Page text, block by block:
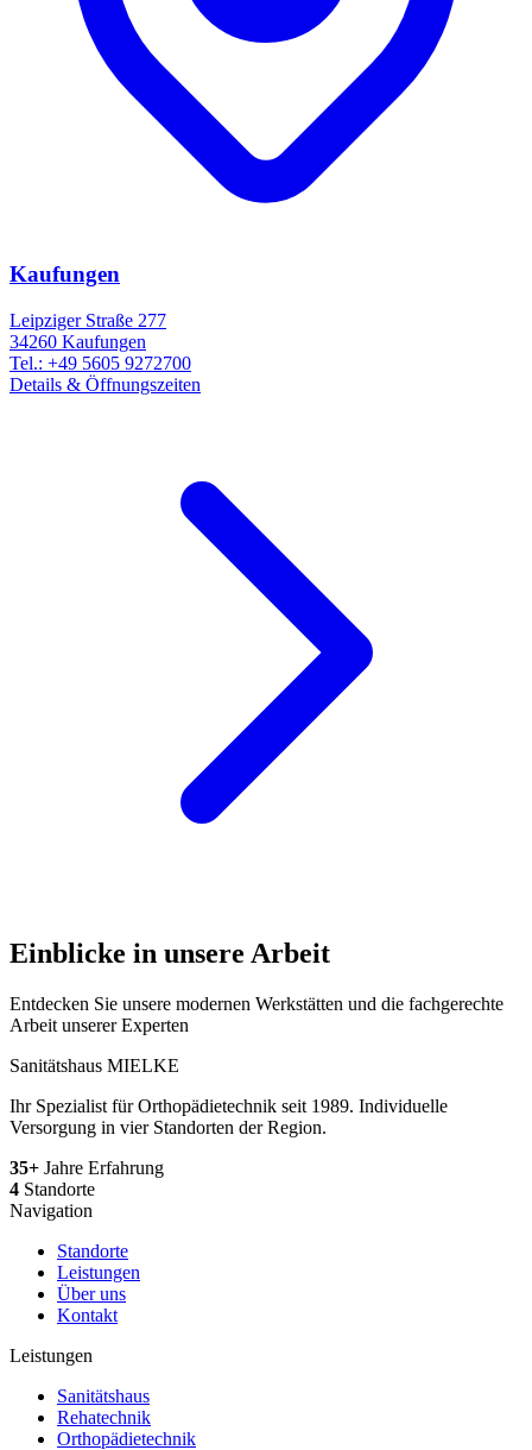
Kaufungen
Leipziger Straße 277
34260 Kaufungen
Tel.: +49 5605 9272700
Details & Öffnungszeiten
Einblicke in unsere Arbeit
Entdecken Sie unsere modernen Werkstätten und die fachgerechte
Arbeit unserer Experten
Sanitätshaus MIELKE
Ihr Spezialist für Orthopädietechnik seit 1989. Individuelle
Versorgung in vier Standorten der Region.
35+ Jahre Erfahrung
4 Standorte
Navigation
Standorte
Leistungen
Über uns
Kontakt
Leistungen
Sanitätshaus
Rehatechnik
Orthopädietechnik